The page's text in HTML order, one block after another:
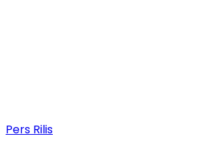
Pers Rilis